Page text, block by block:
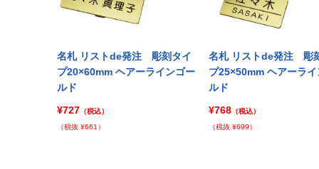
名札 リストde発注 彫刻タイ
プ20×60mm ヘアーラインゴー
ルド
¥727 （税込）
（税抜 ¥661）
名札 リストde発注 彫
プ25×50mm ヘアーラ
ルド
¥768 （税込）
（税抜 ¥699）